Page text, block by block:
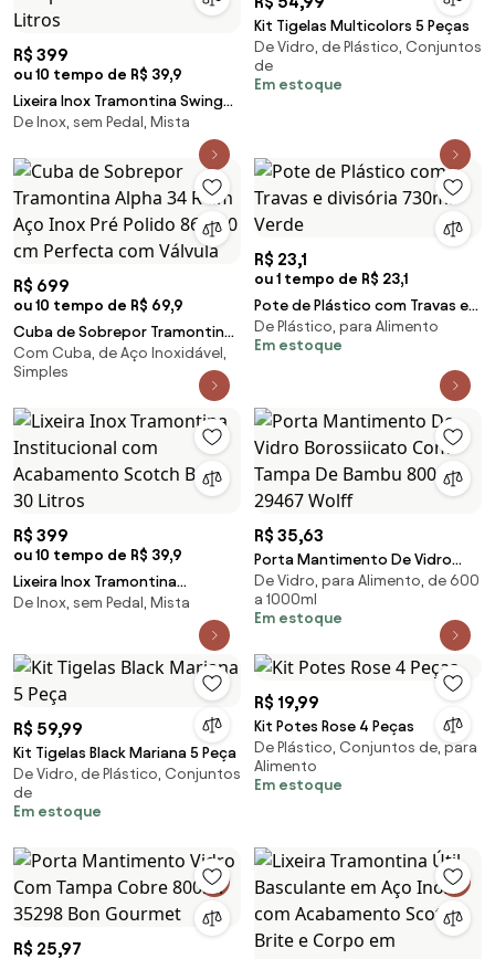
R$ 399
ou 10 tempo de R$ 39,9
Lixeira Inox Tramontina Swing
Scotch Brite e Tampa
De Inox, sem Pedal, Mista
Kit Tigelas Multicolors 5 Peças
De Vidro, de Plástico, Conjuntos
de
Em estoque
R$ 699
ou 10 tempo de R$ 69,9
Cuba de Sobrepor Tramontina
Alpha 34 R em Aço Inox Pré
Polido 86 x 50 cm Perfecta com
Com Cuba, de Aço Inoxidável,
Simples
R$ 23,1
ou 1 tempo de R$ 23,1
Pote de Plástico com Travas e
divisória 730ml - Verde
De Plástico, para Alimento
Em estoque
R$ 399
ou 10 tempo de R$ 39,9
Lixeira Inox Tramontina
Institucional com Acabamento
De Inox, sem Pedal, Mista
R$ 35,63
Porta Mantimento De Vidro
Borossiicato Com Tampa De
Bambu 800ml 29467 Wolff
De Vidro, para Alimento, de 600
a 1000ml
Em estoque
R$ 59,99
Kit Tigelas Black Mariana 5 Peça
De Vidro, de Plástico, Conjuntos
de
Em estoque
R$ 19,99
Kit Potes Rose 4 Peças
De Plástico, Conjuntos de, para
Alimento
Em estoque
R$ 25,97